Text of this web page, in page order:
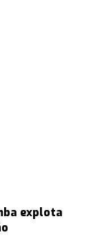
explota